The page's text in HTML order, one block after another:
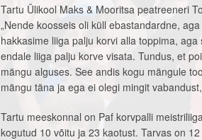
Tartu Ülikool Maks & Mooritsa peatreeneri
„Nende koosseis oli küll ebastandardne,
hakkasime liiga palju korvi alla toppima,
endale liiga palju korve visata. Tundus, et
mängu alguses. See andis kogu mängule
mängu täna ja ega ei olegi mingit
Tartu meeskonnal on Paf korvpalli
kogutud 10 võitu ja 23 kaotust. Tarvas on